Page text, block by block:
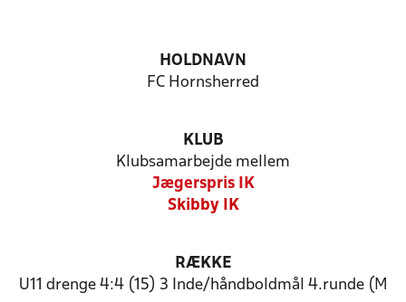
HOLDNAVN
FC Hornsherred
KLUB
Klubsamarbejde mellem
Jægerspris IK
Skibby IK
RÆKKE
U11 drenge 4:4 (15) 3 Inde/håndboldmål 4.runde (M